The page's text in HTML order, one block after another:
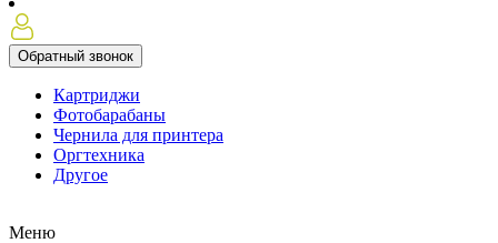
Обратный звонок
Картриджи
Фотобарабаны
Чернила для принтера
Оргтехника
Другое
Меню